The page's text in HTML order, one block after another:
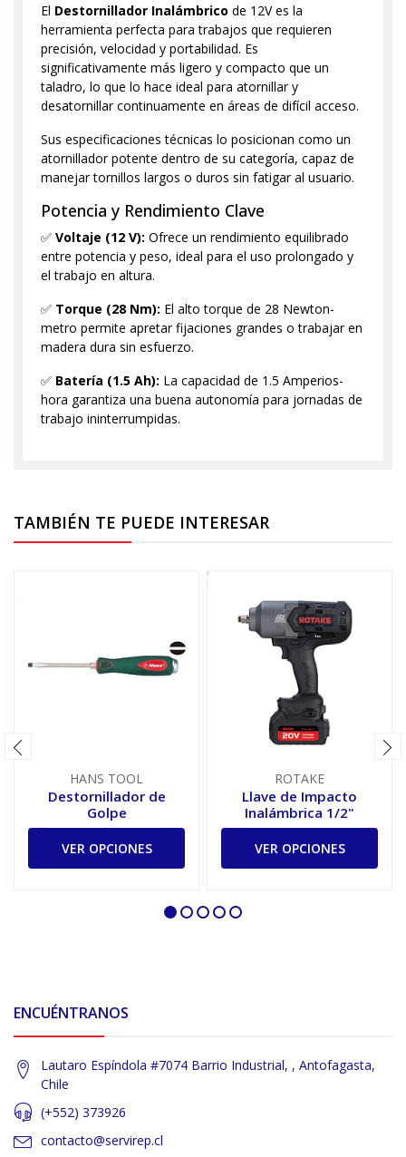
El Destornillador Inalámbrico de 12V es la
herramienta perfecta para trabajos que requieren
precisión, velocidad y portabilidad. Es
significativamente más ligero y compacto que un
taladro, lo que lo hace ideal para atornillar y
desatornillar continuamente en áreas de difícil acceso.
Sus especificaciones técnicas lo posicionan como un
atornillador potente dentro de su categoría, capaz de
manejar tornillos largos o duros sin fatigar al usuario.
Potencia y Rendimiento Clave
✅ Voltaje (12 V): Ofrece un rendimiento equilibrado
entre potencia y peso, ideal para el uso prolongado y
el trabajo en altura.
✅ Torque (28 Nm): El alto torque de 28 Newton-
metro permite apretar fijaciones grandes o trabajar en
madera dura sin esfuerzo.
✅ Batería (1.5 Ah): La capacidad de 1.5 Amperios-
hora garantiza una buena autonomía para jornadas de
trabajo ininterrumpidas.
TAMBIÉN TE PUEDE INTERESAR
HANS TOOL
Destornillador de
Golpe
VER OPCIONES
ROTAKE
Llave de Impacto
Inalámbrica 1/2"
VER OPCIONES
ENCUÉNTRANOS
Lautaro Espíndola #7074 Barrio Industrial, , Antofagasta,
Chile
(+552) 373926
contacto@servirep.cl